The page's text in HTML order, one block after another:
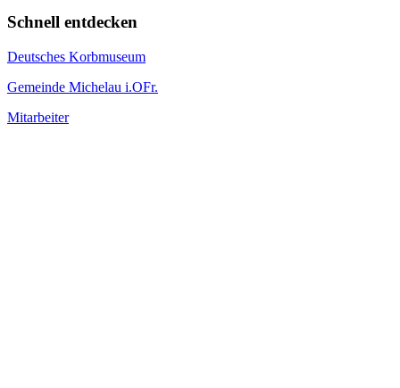
Schnell entdecken
Deutsches Korbmuseum
Gemeinde Michelau i.OFr.
Mitarbeiter